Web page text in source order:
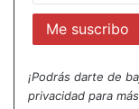
¡Podrás darte de
privacidad para